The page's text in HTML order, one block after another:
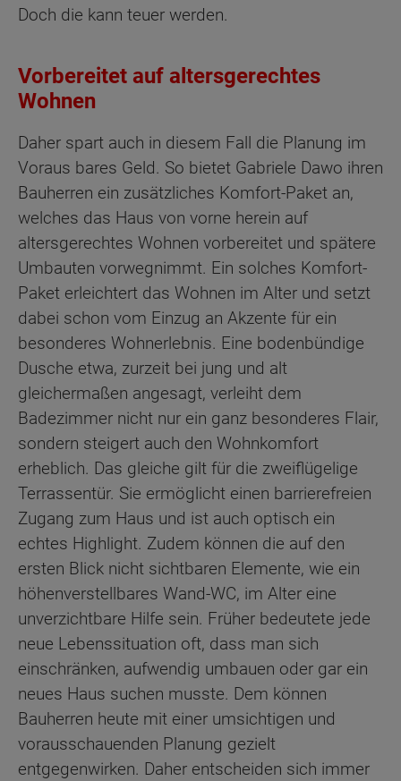
Doch die kann teuer werden.
Vorbereitet auf altersgerechtes
Wohnen
Daher spart auch in diesem Fall die Planung im
Voraus bares Geld. So bietet Gabriele Dawo ihren
Bauherren ein zusätzliches Komfort-Paket an,
welches das Haus von vorne herein auf
altersgerechtes Wohnen vorbereitet und spätere
Umbauten vorwegnimmt. Ein solches Komfort-
Paket erleichtert das Wohnen im Alter und setzt
dabei schon vom Einzug an Akzente für ein
besonderes Wohnerlebnis. Eine bodenbündige
Dusche etwa, zurzeit bei jung und alt
gleichermaßen angesagt, verleiht dem
Badezimmer nicht nur ein ganz besonderes Flair,
sondern steigert auch den Wohnkomfort
erheblich. Das gleiche gilt für die zweiflügelige
Terrassentür. Sie ermöglicht einen barrierefreien
Zugang zum Haus und ist auch optisch ein
echtes Highlight. Zudem können die auf den
ersten Blick nicht sichtbaren Elemente, wie ein
höhenverstellbares Wand-WC, im Alter eine
unverzichtbare Hilfe sein. Früher bedeutete jede
neue Lebenssituation oft, dass man sich
einschränken, aufwendig umbauen oder gar ein
neues Haus suchen musste. Dem können
Bauherren heute mit einer umsichtigen und
vorausschauenden Planung gezielt
entgegenwirken. Daher entscheiden sich immer